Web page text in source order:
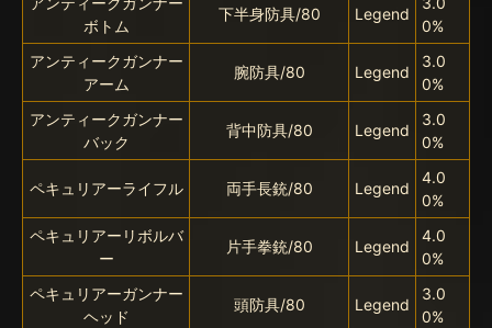
ボトム
下半身防具/80 Legend
0%
アンティークガンナー
アーム
腕防具/80 Legend
3.0
0%
アンティークガンナー
バック
背中防具/80 Legend
3.0
0%
ペキュリアーライフル 両手長銃/80 Legend
4.0
0%
ペキュリアーリボルバ
ー
片手拳銃/80 Legend
4.0
0%
ペキュリアーガンナー
ヘッド
頭防具/80 Legend
3.0
0%